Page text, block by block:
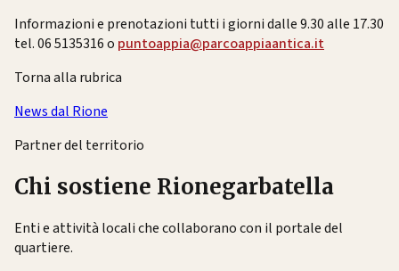
Informazioni e prenotazioni tutti i giorni dalle 9.30 alle 17.30
tel. 06 5135316 o puntoappia@parcoappiaantica.it
Torna alla rubrica
News dal Rione
Partner del territorio
Chi sostiene Rionegarbatella
Enti e attività locali che collaborano con il portale del
quartiere.